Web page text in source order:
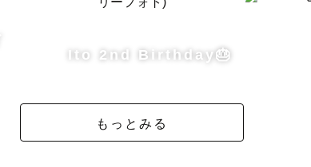
Ito 2nd Birthday🎂
もっとみる